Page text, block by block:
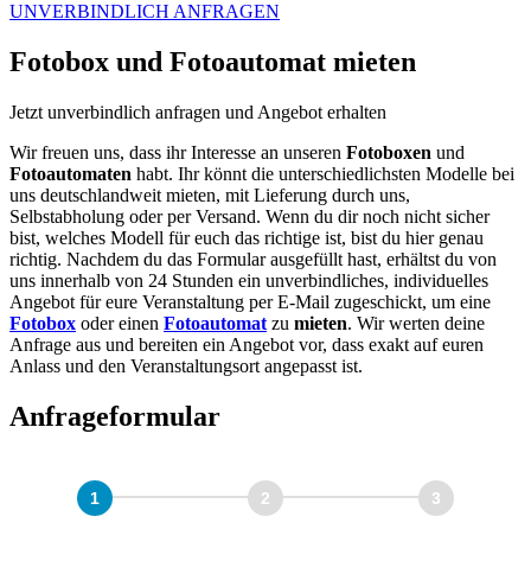
UNVERBINDLICH ANFRAGEN
Fotobox und Fotoautomat mieten
Jetzt unverbindlich anfragen und Angebot erhalten
Wir freuen uns, dass ihr Interesse an unseren Fotoboxen und
Fotoautomaten habt. Ihr könnt die unterschiedlichsten Modelle bei
uns deutschlandweit mieten, mit Lieferung durch uns,
Selbstabholung oder per Versand. Wenn du dir noch nicht sicher
bist, welches Modell für euch das richtige ist, bist du hier genau
richtig. Nachdem du das Formular ausgefüllt hast, erhältst du von
uns innerhalb von 24 Stunden ein unverbindliches, individuelles
Angebot für eure Veranstaltung per E-Mail zugeschickt, um eine
Fotobox oder einen Fotoautomat zu mieten. Wir werten deine
Anfrage aus und bereiten ein Angebot vor, dass exakt auf euren
Anlass und den Veranstaltungsort angepasst ist.
Anfrageformular
menschlich